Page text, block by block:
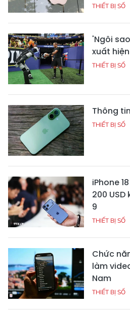
THIẾT BỊ SỐ
'Ngôi
xuất
THIẾT BỊ SỐ
Thông
THIẾT BỊ SỐ
iPhone
200
9
THIẾT BỊ SỐ
Chức
làm
Nam
THIẾT BỊ SỐ